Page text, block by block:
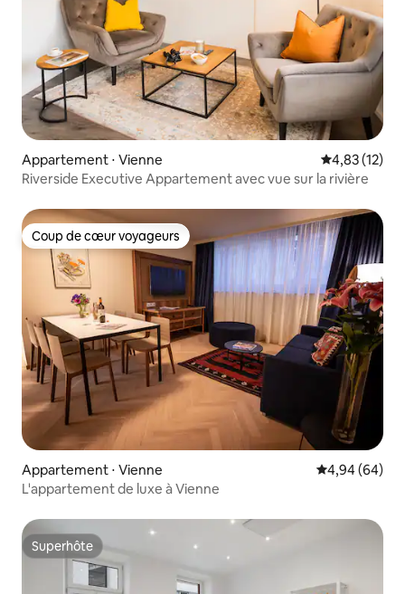
Appartement ⋅ Vienne Évaluation
4,83 (12)
Riverside Executive Appartement avec vue sur la rivière
Coup de cœur voyageurs
Coup de cœur voyageurs
Appartement ⋅ Vienne Évaluation
4,94 (64)
L'appartement de luxe à Vienne
Superhôte
Superhôte